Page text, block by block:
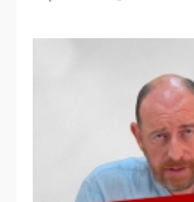
деятельность
цифроглобалисты
повестку в
09:43, 01 Июня 2026
5G за счет
отобрать у
защищать жилые